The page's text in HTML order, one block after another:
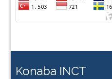
Konaba INCT